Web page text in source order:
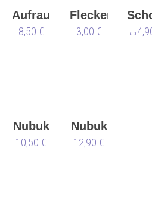
Aufraubürste
8,50 €
Flecken
Werner
3,00 € ab
Nubuk
&
10,50 €
Nubuk
Box
12,90 €